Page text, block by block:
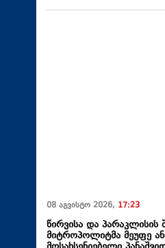
08 აგვისტო 2026, 17:23
წირვისა და პარაკლისის
მიტროპოლიტმა მეუფე